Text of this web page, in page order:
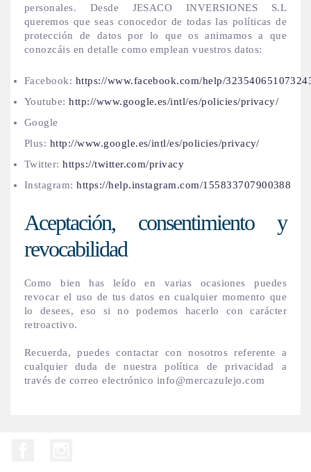
personales. Desde JESACO INVERSIONES S.L
queremos que seas conocedor de todas las políticas de
protección de datos por lo que os animamos a que
conozcáis en detalle como emplean vuestros datos:
Facebook: https://www.facebook.com/help/
Youtube:http://www.google.es/intl/es/policies/privacy/
Google
Plus: http://www.google.es/intl/es/policies/privacy/
Twitter:https://twitter.com/privacy
Instagram:https://help.instagram.com/155833707900388
Aceptación, consentimiento y
revocabilidad
Como bien has leído en varias ocasiones puedes
revocar el uso de tus datos en cualquier momento que
lo desees, eso si no podemos hacerlo con carácter
retroactivo.
Recuerda, puedes contactar con nosotros referente a
cualquier duda de nuestra política de privacidad a
través de correo electrónico info@mercazulejo.com